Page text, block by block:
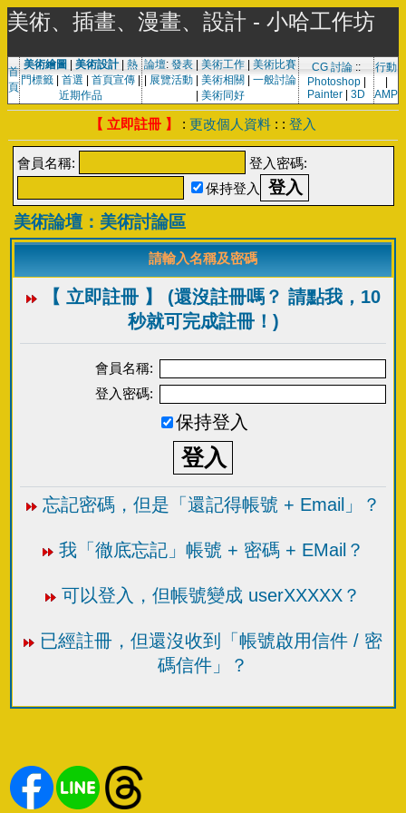
美術、插畫、漫畫、設計 - 小哈工作坊
首
頁
美術繪圖 美術設計| 熱
門標籤
首選 首頁宣傳
近期作品
論壇: 發表 美術工作
美術比賽
展覽活動 美術相關
一般討論
美術同好
CG 討論 ::
Photoshop|
Painter
3D
行動
AMP
【 立即註冊 】 : 更改個人資料 : : 登入
會員名稱:
登入密碼:
保持登入
美術論壇：美術討論區
請輸入名稱及密碼
【 立即註冊 】 (還沒註冊嗎？ 請點我，10
秒就可完成註冊！)
會員名稱:
登入密碼:
保持登入
忘記密碼，但是「還記得帳號 + Email」？
我「徹底忘記」帳號 + 密碼 + EMail？
可以登入，但帳號變成 userXXXXX？
已經註冊，但還沒收到「帳號啟用信件 / 密
碼信件」？